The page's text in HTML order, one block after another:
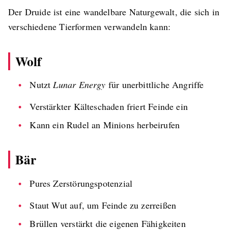
Der Druide ist eine wandelbare Naturgewalt, die sich in
verschiedene Tierformen verwandeln kann:
Wolf
NutztLunar Energy für unerbittliche Angriffe
Verstärkter Kälteschaden friert Feinde ein
Kann ein Rudel an Minions herbeirufen
Bär
Pures Zerstörungspotenzial
Staut Wut auf, um Feinde zu zerreißen
Brüllen verstärkt die eigenen Fähigkeiten